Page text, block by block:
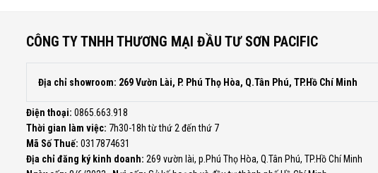
CÔNG TY TNHH THƯƠNG MẠI ĐẦU TƯ SƠN PACIFIC
Địa chỉ showroom: 269 Vườn Lài, P. Phú Thọ Hòa, Q.Tân Phú, TP.Hồ Chí Minh
Điện thoại: 0865.663.918
Thời gian làm việc: 7h30-18h từ thứ 2 đến thứ 7
Mã Số Thuế: 0317874631
Địa chỉ đăng ký kinh doanh: 269 vườn lài, p.Phú Thọ Hòa, Q.Tân Phú, TP.Hồ Chí Minh